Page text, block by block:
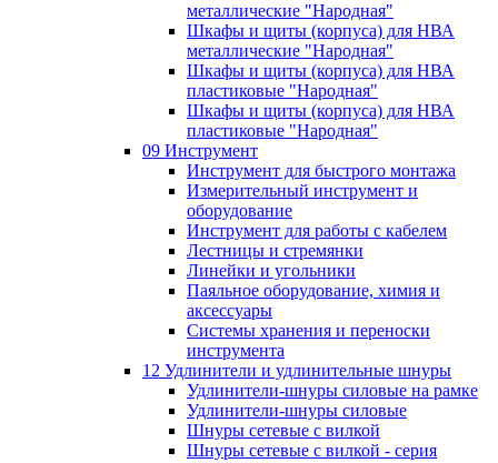
металлические "Народная"
Шкафы и щиты (корпуса) для НВА
металлические "Народная"
Шкафы и щиты (корпуса) для НВА
пластиковые "Народная"
Шкафы и щиты (корпуса) для НВА
пластиковые "Народная"
09 Инструмент
Инструмент для быстрого монтажа
Измерительный инструмент и
оборудование
Инструмент для работы с кабелем
Лестницы и стремянки
Линейки и угольники
Паяльное оборудование, химия и
аксессуары
Системы хранения и переноски
инструмента
12 Удлинители и удлинительные шнуры
Удлинители-шнуры силовые на рамке
Удлинители-шнуры силовые
Шнуры сетевые с вилкой
Шнуры сетевые с вилкой - серия